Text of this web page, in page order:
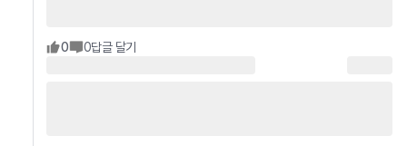
0 0답글 달기